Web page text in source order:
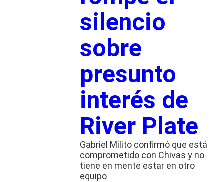
silencio
sobre
presunto
interés de
River Plate
Gabriel Milito confirmó que está
comprometido con Chivas y no
tiene en mente estar en otro
equipo